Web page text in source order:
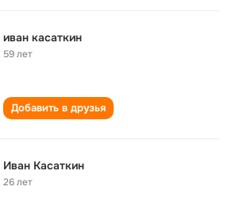
иван касаткин
59 лет
Добавить в друзья
Иван Касаткин
26 лет